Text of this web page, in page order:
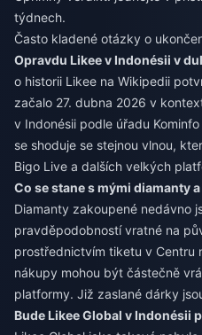
týdnech.
Často kladené otázky o
Opravdu Likee v Indonésii v
o historii Likee na Wikipedii
začalo 27. dubna 2026 v
v Indonésii podle úřadu
se shoduje se stejnou vlnou,
Bigo Live a dalších velkých
Co se stane s mými diamanty
Diamanty zakoupené nedávno
pravděpodobností vratné na
prostřednictvím tiketu v Centru
nákupy mohou být částečně
platformy. Již zaslané dárky
Bude Likee Global v Indonésii